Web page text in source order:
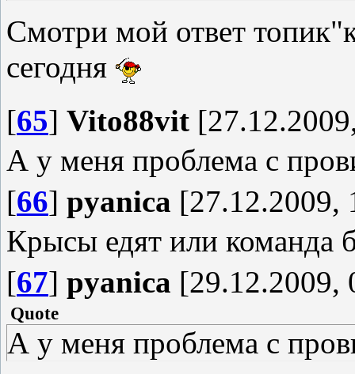
Смотри мой ответ
сегодня
[65] Vito88vit
А у меня проблема с
[66] pyanica [27.12.2009,
Крысы едят или команда
[67] pyanica [29.12.2009,
Quote
А у меня проблема с